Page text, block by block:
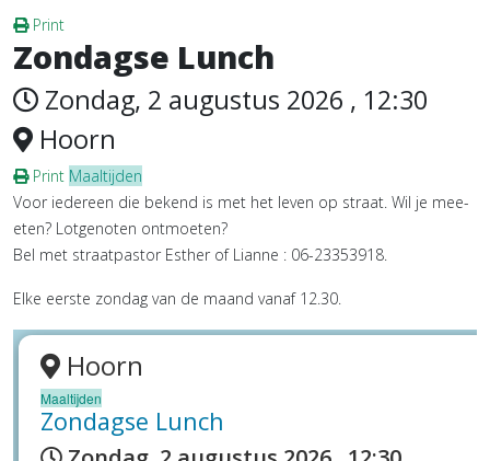
Print
Zondagse Lunch
Zondag, 2 augustus 2026 , 12:30
Hoorn
Print Maaltijden
Voor iedereen die bekend is met het leven op straat. Wil je mee-
eten? Lotgenoten ontmoeten?
Bel met straatpastor Esther of Lianne : 06-23353918.
Elke eerste zondag van de maand vanaf 12.30.
Hoorn
Maaltijden
Zondagse Lunch